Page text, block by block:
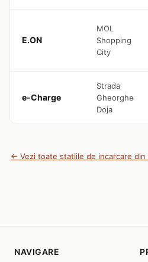
E.ON
MOL
Shopping
City
e-Charge
Strada
Gheorghe
Doja
← Vezi toate statiile de incarcare din
NAVIGARE